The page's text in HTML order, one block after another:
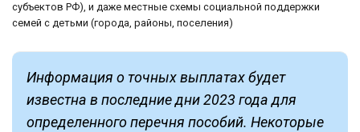
субъектов РФ), и даже местные схемы социальной поддержки
семей с детьми (города, районы, поселения)
Информация о точных выплатах будет
известна в последние дни 2023 года для
определенного перечня пособий. Некоторые